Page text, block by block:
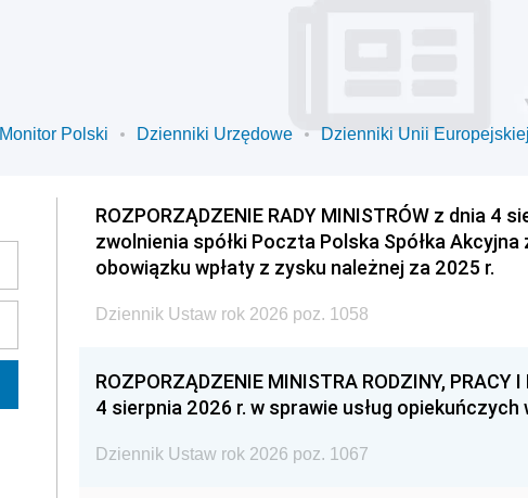
Monitor Polski Dzienniki Urzędowe Dzienniki Unii Europejskiej
ROZPORZĄDZENIE RADY MINISTRÓW z dnia 4
zwolnienia spółki Poczta Polska Spółka
obowiązku wpłaty z zysku należnej za 2025 r.
Dziennik Ustaw rok 2026 poz. 1058
ROZPORZĄDZENIE MINISTRA RODZINY, PRACY
4 sierpnia 2026 r. w sprawie usług
Dziennik Ustaw rok 2026 poz. 1067